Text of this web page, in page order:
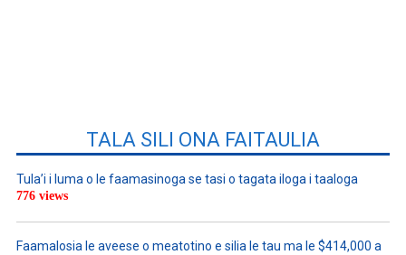
TALA SILI ONA FAITAULIA
Tula’i i luma o le faamasinoga se tasi o tagata iloga i taaloga
776 views
Faamalosia le aveese o meatotino e silia le tau ma le $414,000 a